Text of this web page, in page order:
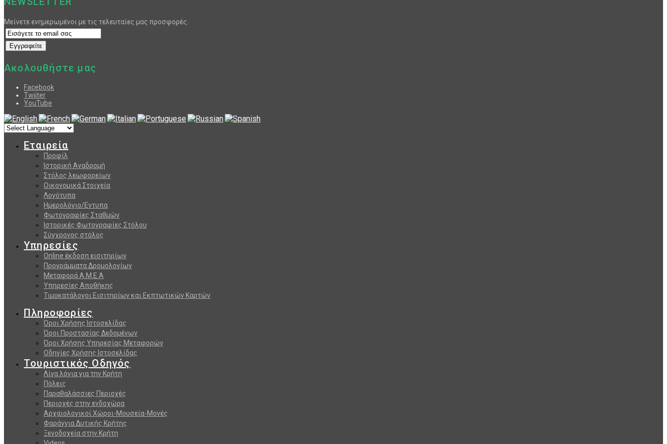
Μείνετε ενημερωμένοι με τις τελευταίες μας προσφορές.
Ακολουθήστε μας
Facebook
Twiiter
YouTube
Εταιρεία
Προφίλ
Ιστορική Αναδρομή
Στόλος λεωφορείων
Οικονομικά Στοιχεία
Λογότυπα
Ημερολόγιο/Εντυπα
Φωτογραφίες Σταθμών
Ιστορικές Φωτογραφίες Στόλου
Σύγχρονος στόλος
Υπηρεσίες
Online έκδοση εισιτηρίων
Προγράμματα Δρομολογίων
Μεταφορά Α.Μ.Ε.Α
Υπηρεσίες Αποθήκης
Τιμοκατάλογοι Εισιτηρίων και Εκπτωτικών Καρτών
Πληροφορίες
Όροι Χρήσης Ιστοσελίδας
Όροι Προστασίας Δεδομένων
Όροι Χρήσης Υπηρεσίας Μεταφορών
Οδηγίες Χρήσης Ιστοσελίδας
Τουριστικός Οδηγός
Λίγα λόγια για την Κρήτη
Πόλεις
Παραθαλάσσιες Περιοχές
Περιοχές στην ενδοχώρα
Αρχαιολογικοί Χώροι-Μουσεία-Μονές
Φαράγγια Δυτικής Κρήτης
Ξενοδοχεία στην Κρήτη